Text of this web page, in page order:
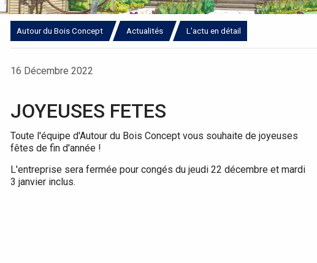
Autour du Bois Concept Actualités L'actu en détail
16 Décembre 2022
JOYEUSES FETES
Toute l'équipe d'Autour du Bois Concept vous souhaite de joyeuses
fêtes de fin d'année !
L'entreprise sera fermée pour congés du jeudi 22 décembre et mardi
3 janvier inclus.